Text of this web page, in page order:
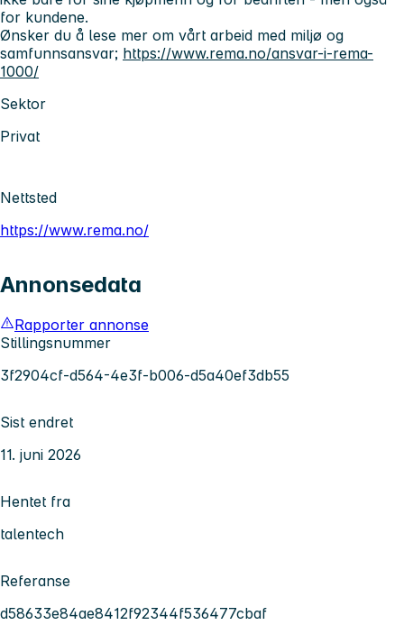
for kundene.
Ønsker du å lese mer om vårt arbeid med miljø og
samfunnsansvar; https://www.rema.no/ansvar-i-rema-
1000/
Sektor
Privat
Nettsted
https://www.rema.no/
Annonsedata
Rapporter annonse
Stillingsnummer
3f2904cf-d564-4e3f-b006-d5a40ef3db55
Sist endret
11. juni 2026
Hentet fra
talentech
Referanse
d58633e84ae8412f92344f536477cbaf